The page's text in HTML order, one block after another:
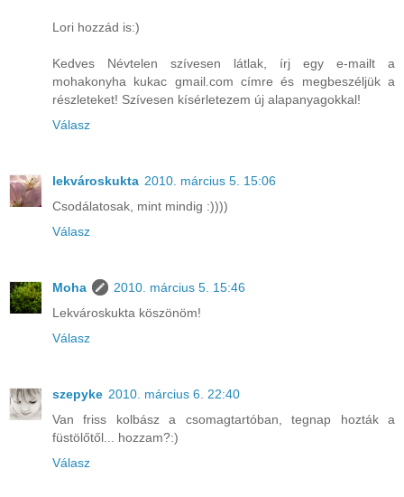
Lori hozzád is:)
Kedves Névtelen szívesen látlak, írj egy e-mailt a
mohakonyha kukac gmail.com címre és megbeszéljük a
részleteket! Szívesen kísérletezem új alapanyagokkal!
Válasz
lekvároskukta 2010. március 5. 15:06
Csodálatosak, mint mindig :))))
Válasz
Moha
2010. március 5. 15:46
Lekvároskukta köszönöm!
Válasz
szepyke 2010. március 6. 22:40
Van friss kolbász a csomagtartóban, tegnap hozták a
füstölőtől... hozzam?:)
Válasz